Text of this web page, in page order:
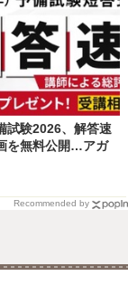
試験2026、解答速
を無料公開…アガ
Recommended by